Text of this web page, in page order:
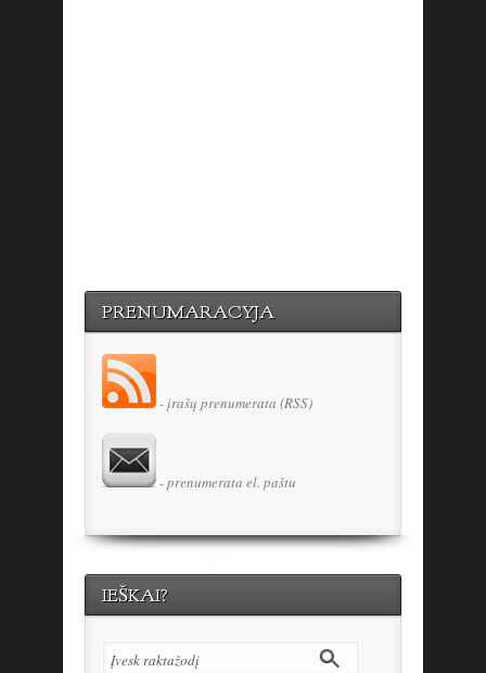
PRENUMARACYJA
- įrašų prenumerata (RSS)
- prenumerata el. paštu
IEŠKAI?